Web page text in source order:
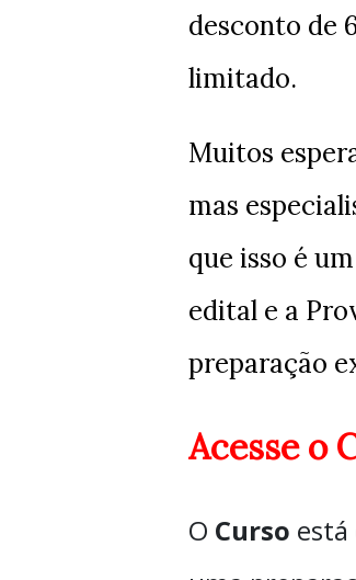
desconto de
limitado.
Muitos
mas
que isso é
edital e a
preparação
Acesse o
O Curso